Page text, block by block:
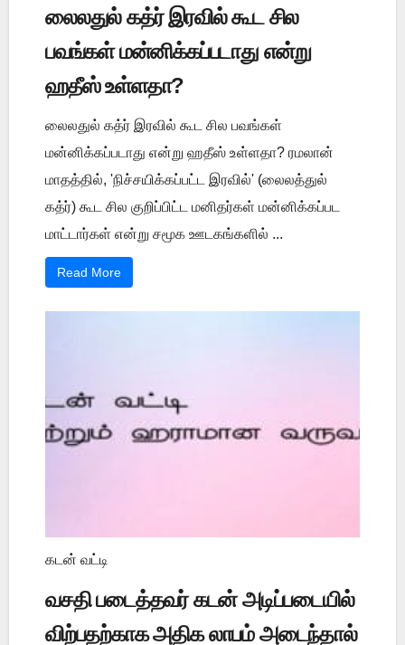
லைலதுல் கத்ர் இரவில் கூட சில
பவங்கள் மன்னிக்கப்படாது என்று
ஹதீஸ் உள்ளதா?
லைலதுல் கத்ர் இரவில் கூட சில பவங்கள்
மன்னிக்கப்படாது என்று ஹதீஸ் உள்ளதா? ரமலான்
மாதத்தில், 'நிச்சயிக்கப்பட்ட இரவில்' (லைலத்துல்
கத்ர்) கூட சில குறிப்பிட்ட மனிதர்கள் மன்னிக்கப்பட
மாட்டார்கள் என்று சமூக ஊடகங்களில் ...
Read More
கடன் வட்டி
வசதி படைத்தவர் கடன் அடிப்படையில்
விற்பதற்காக அதிக லாபம் அடைந்தால்